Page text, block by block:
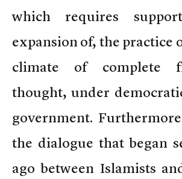
which requires
expansion of, the practice
climate of complete
thought, under
government.
the dialogue that began
ago between Islamists